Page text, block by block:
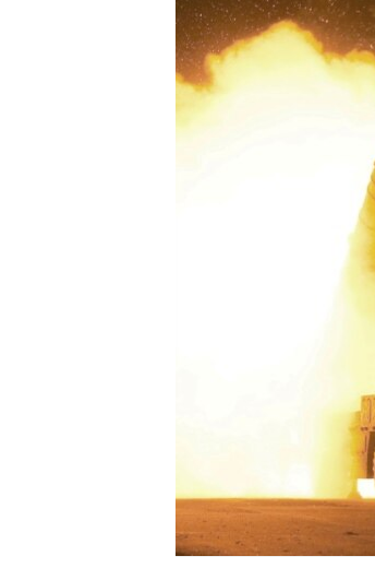
УКРАЇНСЬКА ПРОБЛЕМА КРИМУ